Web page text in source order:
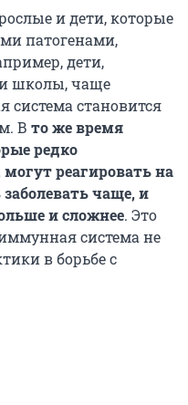
и дети, которые
патогенами,
дети,
школы, чаще
система становится
В то же время
редко
реагировать на
чаще, и
и сложнее. Это
система не
в борьбе с